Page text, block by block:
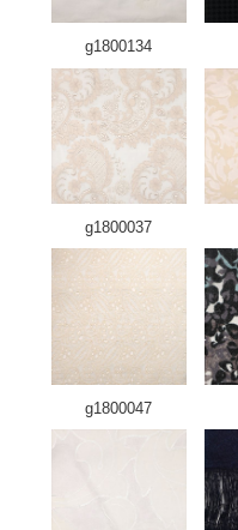
g1800134
g1800037
g1800047